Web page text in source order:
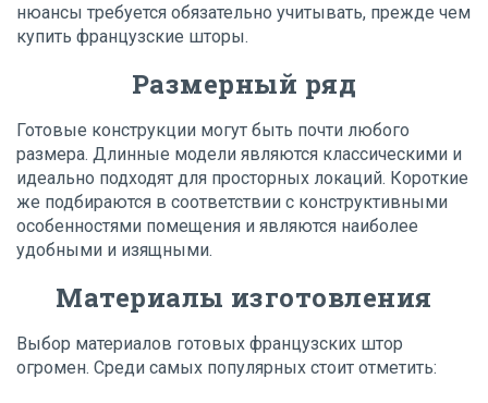
нюансы требуется обязательно учитывать, прежде чем
купить французские шторы.
Размерный ряд
Готовые конструкции могут быть почти любого
размера. Длинные модели являются классическими и
идеально подходят для просторных локаций. Короткие
же подбираются в соответствии с конструктивными
особенностями помещения и являются наиболее
удобными и изящными.
Материалы изготовления
Выбор материалов готовых французских штор
огромен. Среди самых популярных стоит отметить: